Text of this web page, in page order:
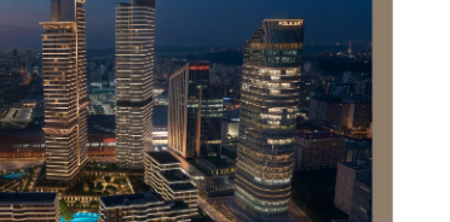
Özgür Özel, Ekrem İmamoğlu’nu ziyaret edecek
aldı
Boykot